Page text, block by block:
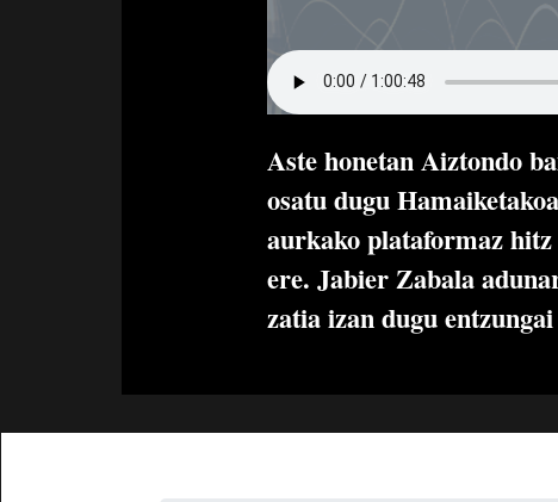
Aste honetan Aiztondo
osatu dugu
aurkako plataformaz
ere. Jabier Zabala
zatia izan dugu